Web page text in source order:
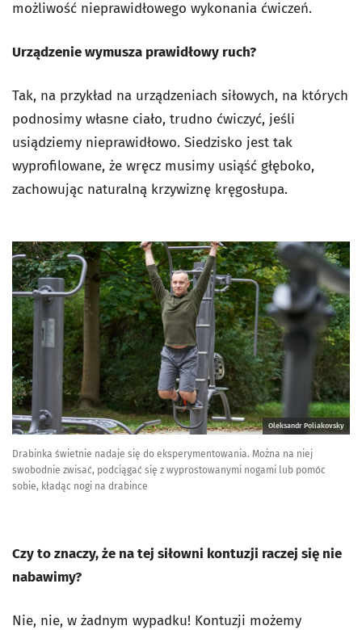
możliwość nieprawidłowego wykonania ćwiczeń.
Urządzenie wymusza prawidłowy ruch?
Tak, na przykład na urządzeniach siłowych, na których
podnosimy własne ciało, trudno ćwiczyć, jeśli
usiądziemy nieprawidłowo. Siedzisko jest tak
wyprofilowane, że wręcz musimy usiąść głęboko,
zachowując naturalną krzywiznę kręgosłupa.
Oleksandr Poliakovsky
Drabinka świetnie nadaje się do eksperymentowania. Można na niej
swobodnie zwisać, podciągać się z wyprostowanymi nogami lub pomóc
sobie, kładąc nogi na drabince
Czy to znaczy, że na tej siłowni kontuzji raczej się nie
nabawimy?
Nie, nie, w żadnym wypadku! Kontuzji możemy